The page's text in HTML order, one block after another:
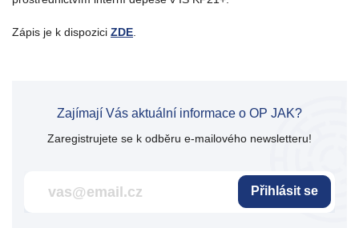
Zápis je k dispozici ZDE
Zajímají Vás aktuální informace o OP JAK?
Zaregistrujete se k odběru e-mailového newsletteru!
Přihlásit se